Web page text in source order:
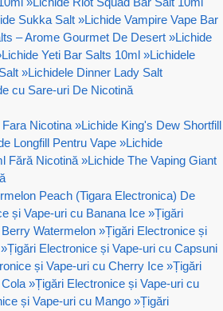
Sukka Salt »Lichide Vampire Vape Bar
– Arome Gourmet De Desert »Lichide
Lichide Yeti Bar Salts 10ml »Lichidele
»Lichidele Dinner Lady Salt
cu Sare-uri De Nicotină
Nicotina »Lichide King's Dew Shortfill
Longfill Pentru Vape »Lichide
Fără Nicotină »Lichide The Vaping Giant
Peach (Tigara Electronica) De
și Vape-uri cu Banana Ice »Țigări
Watermelon »Țigări Electronice și
»Țigări Electronice și Vape-uri cu Capsuni
și Vape-uri cu Cherry Ice »Țigări
»Țigări Electronice și Vape-uri cu
și Vape-uri cu Mango »Țigări